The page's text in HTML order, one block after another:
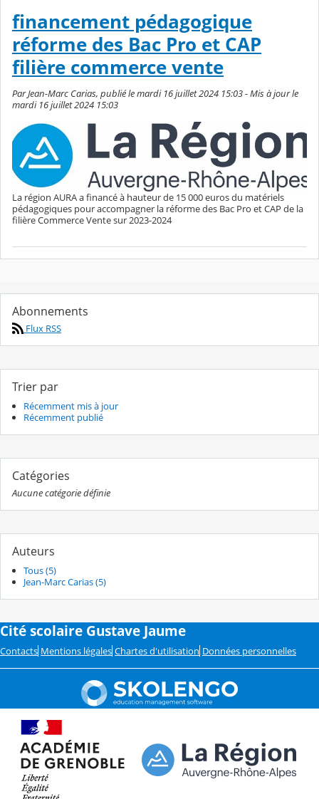
financement pédagogique
réforme des Bac Pro et CAP
filière commerce vente
Par Jean-Marc Carias, publié le mardi 16 juillet 2024 15:03 - Mis à jour le
mardi 16 juillet 2024 15:03
La région AURA a financé à hauteur de 15 000 euros du matériels
pédagogiques pour accompagner la réforme des Bac Pro et CAP de la
filière Commerce Vente sur 2023-2024
Abonnements
Flux RSS
Trier par
Récemment mis à jour
Récemment publié
Catégories
Aucune catégorie définie
Auteurs
Tous (5)
Jean-Marc Carias (5)
Cité scolaire Gustave Jaume
Contacts Mentions légales Chartes d'utilisation Données personnelles